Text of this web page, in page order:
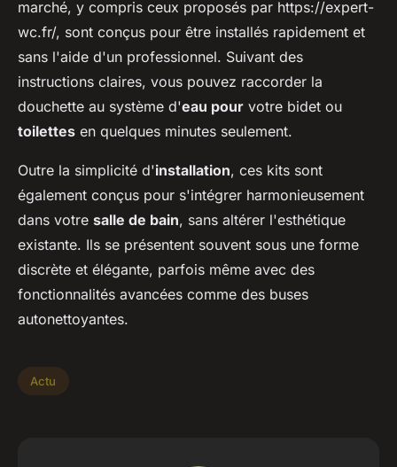
marché, y compris ceux proposés par https://expert-
wc.fr/, sont conçus pour être installés rapidement et
sans l'aide d'un professionnel. Suivant des
instructions claires, vous pouvez raccorder la
douchette au système d'eau pour votre bidet ou
toilettes en quelques minutes seulement.
Outre la simplicité d'installation, ces kits sont
également conçus pour s'intégrer harmonieusement
dans votre salle de bain, sans altérer l'esthétique
existante. Ils se présentent souvent sous une forme
discrète et élégante, parfois même avec des
fonctionnalités avancées comme des buses
autonettoyantes.
Actu